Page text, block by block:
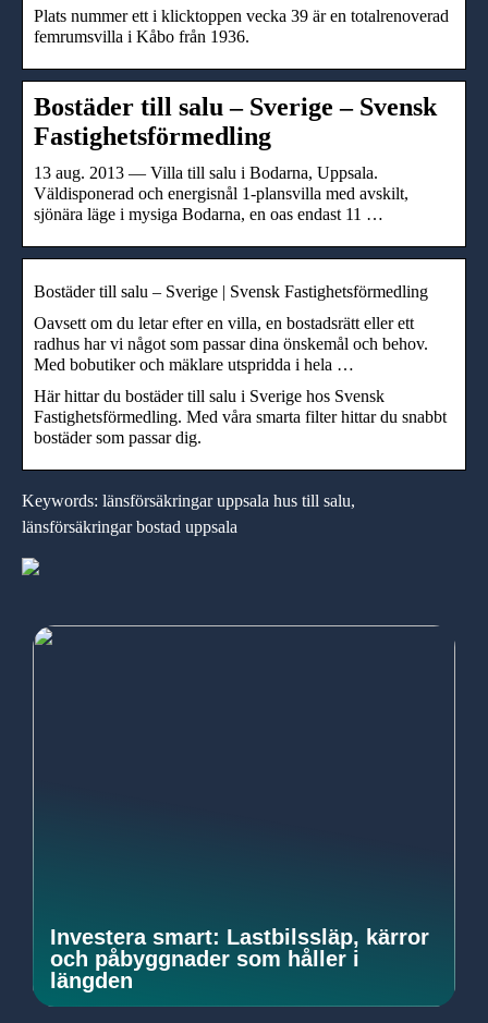
Plats nummer ett i klicktoppen vecka 39 är en totalrenoverad
femrumsvilla i Kåbo från 1936.
Bostäder till salu – Sverige – Svensk
Fastighetsförmedling
13 aug. 2013 — Villa till salu i Bodarna, Uppsala.
Väldisponerad och energisnål 1-plansvilla med avskilt,
sjönära läge i mysiga Bodarna, en oas endast 11 …
Bostäder till salu – Sverige | Svensk Fastighetsförmedling
Oavsett om du letar efter en villa, en bostadsrätt eller ett
radhus har vi något som passar dina önskemål och behov.
Med bobutiker och mäklare utspridda i hela …
Här hittar du bostäder till salu i Sverige hos Svensk
Fastighetsförmedling. Med våra smarta filter hittar du snabbt
bostäder som passar dig.
Keywords: länsförsäkringar uppsala hus till salu,
länsförsäkringar bostad uppsala
Investera smart: Lastbilssläp, kärror
och påbyggnader som håller i
längden